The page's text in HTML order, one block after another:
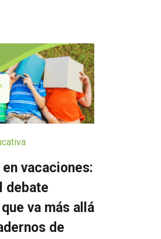
vacaciones:
debate
va más allá
de